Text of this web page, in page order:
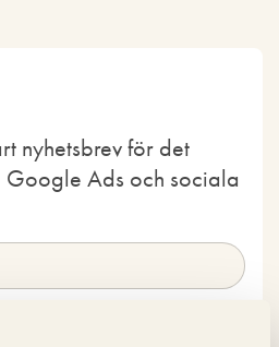
nyhetsbrev för det
Google Ads och sociala